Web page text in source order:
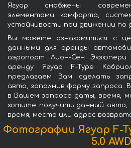
Ягуар снабжены
элементами комфорта,
устойчивости при движении по
Вы можете ознакомиться с
данными для аренды
аэропорт Лион-Сен
аренду Ягуар F-Type
предлагаем Вам сделать
авто, заполнив форму запроса.
в Вашем запросе даты, время,
хотите получить данный авто,
время, место или адрес
Фотографии Ягуар F-
5.0